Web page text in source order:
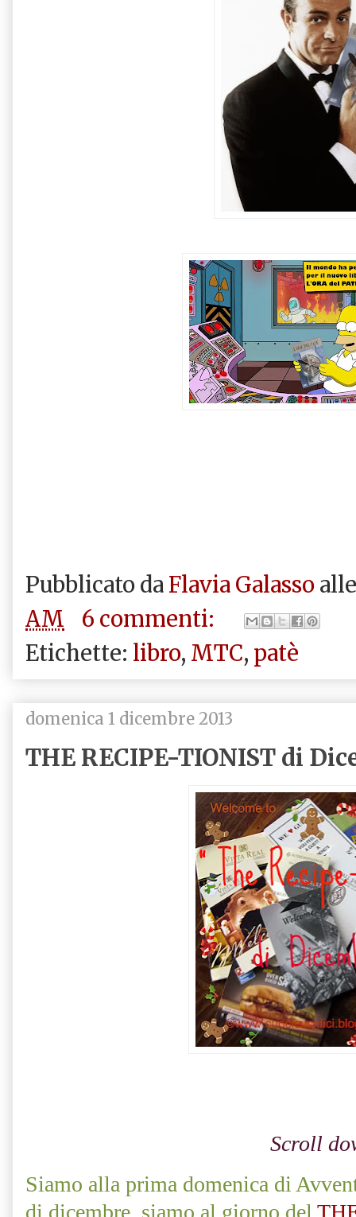
Pubblicato da Flavia Galasso
AM
6 commenti:
Etichette: libro, MTC, patè
domenica 1 dicembre 2013
THE RECIPE-TIONIST di
Scroll
Siamo alla prima domenica di
di dicembre, siamo al giorno del